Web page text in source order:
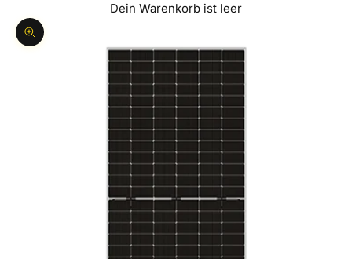
Dein Warenkorb ist leer
Bild vergrößern